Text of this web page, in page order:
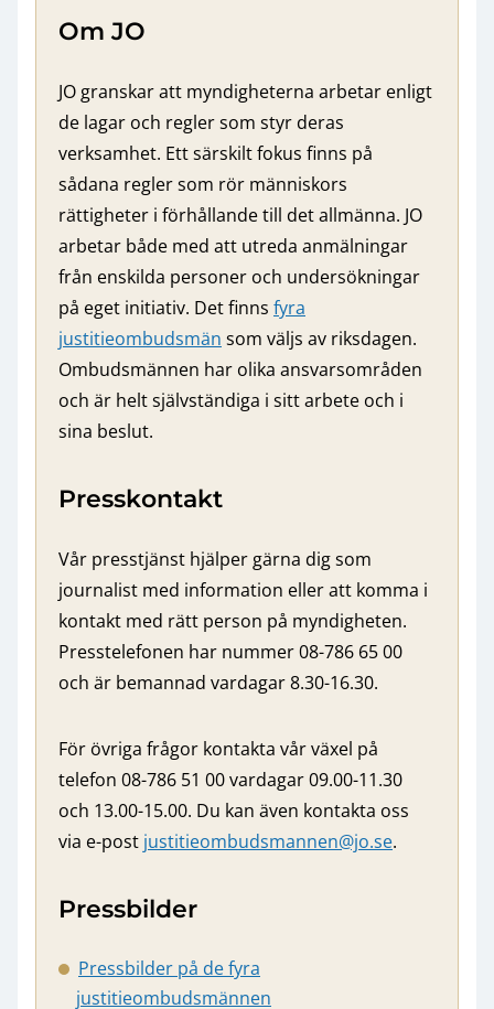
Om JO
JO granskar att myndigheterna arbetar enligt
de lagar och regler som styr deras
verksamhet. Ett särskilt fokus finns på
sådana regler som rör människors
rättigheter i förhållande till det allmänna. JO
arbetar både med att utreda anmälningar
från enskilda personer och undersökningar
på eget initiativ. Det finns fyra
justitieombudsmän som väljs av riksdagen.
Ombudsmännen har olika ansvarsområden
och är helt självständiga i sitt arbete och i
sina beslut.
Presskontakt
Vår presstjänst hjälper gärna dig som
journalist med information eller att komma i
kontakt med rätt person på myndigheten.
Presstelefonen har nummer 08-786 65 00
och är bemannad vardagar 8.30-16.30.
För övriga frågor kontakta vår växel på
telefon 08-786 51 00 vardagar 09.00-11.30
och 13.00-15.00. Du kan även kontakta oss
via e-post justitieombudsmannen@jo.se.
Pressbilder
Pressbilder på de fyra
justitieombudsmännen